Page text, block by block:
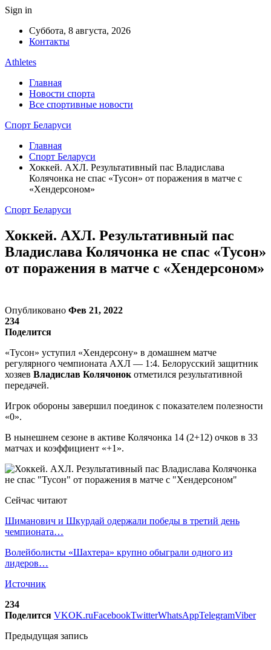
Sign in
Суббота, 8 августа, 2026
Контакты
Athletes
Главная
Новости спорта
Все спортивные новости
Спорт Беларуси
Главная
Спорт Беларуси
Хоккей. АХЛ. Результативный пас Владислава
Колячонка не спас «Тусон» от поражения в матче с
«Хендерсоном»
Спорт Беларуси
Хоккей. АХЛ. Результативный пас
Владислава Колячонка не спас «Тусон»
от поражения в матче с «Хендерсоном»
Опубликовано Фев 21, 2022
234
Поделится
«Тусон» уступил «Хендерсону» в домашнем матче
регулярного чемпионата АХЛ — 1:4. Белорусский защитник
хозяев Владислав Колячонок отметился результативной
передачей.
Игрок обороны завершил поединок с показателем полезности
«0».
В нынешнем сезоне в активе Колячонка 14 (2+12) очков в 33
матчах и коэффициент «+1».
Сейчас читают
Шиманович и Шкурдай одержали победы в третий день
чемпионата…
Волейболисты «Шахтера» крупно обыграли одного из
лидеров…
Источник
234
Поделится VKOK.ruFacebookTwitterWhatsAppTelegramViber
Предыдущая запись